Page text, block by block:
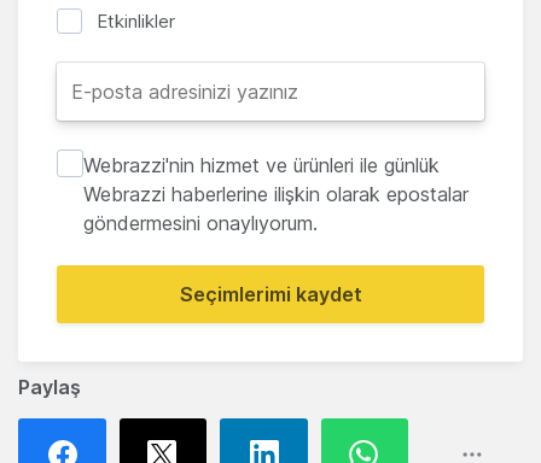
Paylaş
Etkinlikler
Webrazzi'nin hizmet ve ürünleri ile günlük
Webrazzi haberlerine ilişkin olarak epostalar
göndermesini onaylıyorum.
Seçimlerimi kaydet